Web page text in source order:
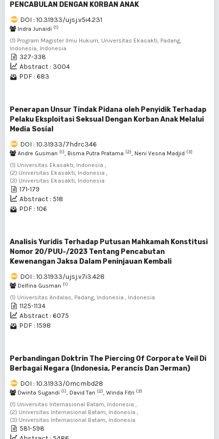
PENCABULAN DENGAN KORBAN ANAK
DOI : 10.31933/ujsj.v5i4.231
Indra Junaidi (1)
(1) Program Magister Ilmu Hukum, Universitas Ekasakti, Padang,
Indonesia, Indonesia
327-338
Abstract : 3004
PDF : 683
Penerapan Unsur Tindak Pidana oleh Penyidik Terhadap
Pelaku Eksploitasi Seksual Dengan Korban Anak Melalui
Media Sosial
DOI : 10.31933/7hdrc346
Andre Gusman (1), Bisma Putra Pratama (2), Neni Vesna Madjid (3)
(1) Universitas Ekasakti, Indonesia ,
(2) Universitas Ekasakti, Indonesia ,
(3) Universitas Ekasakti, Indonesia
171-179
Abstract : 518
PDF : 106
Analisis Yuridis Terhadap Putusan Mahkamah Konstitusi
Nomor 20/PUU-/2023 Tentang Pencabutan
Kewenangan Jaksa Dalam Peninjauan Kembali
DOI : 10.31933/ujsj.v7i3.428
Delfina Gusman (1)
(1) Universitas Andalas, Padang, Indonesia , Indonesia
1125-1134
Abstract : 6075
PDF : 1598
Perbandingan Doktrin The Piercing Of Corporate Veil Di
Berbagai Negara (Indonesia, Perancis Dan Jerman)
DOI : 10.31933/0mcmbd28
Dwinta Sugandi (1), David Tan (2), Winda Fitri (3)
(1) Universitas Internasional Batam, Indonesia ,
(2) Universitas Internasional Batam, Indonesia ,
(3) Universitas Internasional Batam, Indonesia
581-598